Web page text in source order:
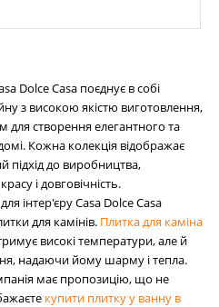
Dolce Casa поєднує в собі
з високою якістю виготовлення,
для створення елегантного та
Кожна колекція відображає
підхід до виробництва,
і довговічність.
інтер'єру Casa Dolce Casa
для камінів. Плитка для каміна
високі температури, але й
надаючи йому шарму і тепла.
має пропозицію, що не
купити плитку у ванну в